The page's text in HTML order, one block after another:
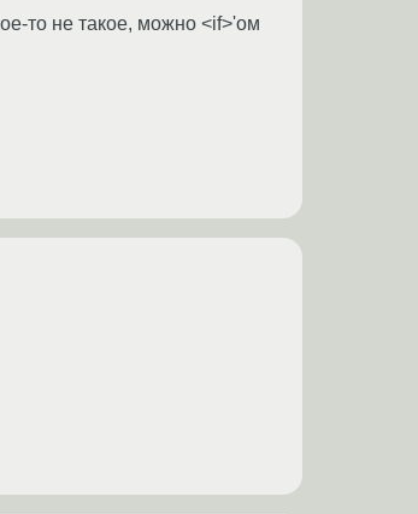
то не такое, можно <if>'ом